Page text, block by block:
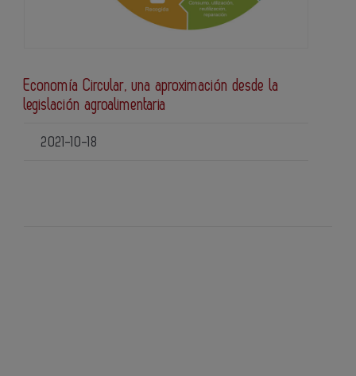
Economía Circular, una aproximación desde la
legislación agroalimentaria
2021-10-18